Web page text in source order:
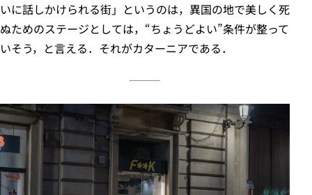
いに話しかけられる街」というのは，異国の地で美しく死
ぬためのステージとしては，“ちょうどよい”条件が整って
いそう，と言える．それがカターニアである．